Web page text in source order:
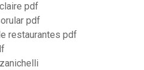
pdf
pdf
restaurantes pdf